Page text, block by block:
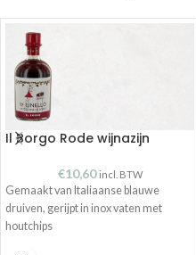
Il Borgo Rode wijnazijn
€10,60 incl. BTW
Gemaakt van Italiaanse blauwe
druiven, gerijpt in inox vaten met
houtchips